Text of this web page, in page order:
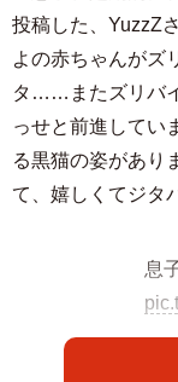
投稿した、YuzzZ
よの赤ちゃんがズ
タ……またズリバ
っせと前進してい
る黒猫の姿があり
て、嬉しくてジタ
息
— YuzzZ